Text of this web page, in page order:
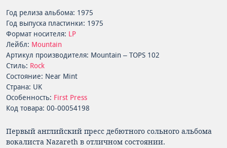
Год релиза альбома: 1975
Год выпуска пластинки: 1975
Формат носителя: LP
Лейбл: Mountain
Артикул производителя: Mountain – TOPS 102
Стиль: Rock
Состояние: Near Mint
Страна: UK
Особенность: First Press
Код товара: 00-00054198
Первый английский пресс дебютного сольного альбома
вокалиста Nazareth в отличном состоянии.